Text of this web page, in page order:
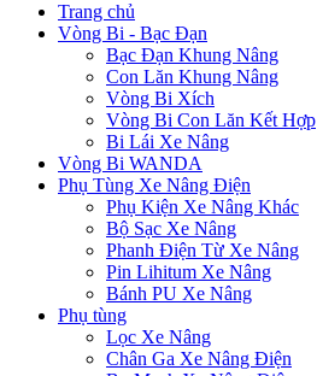
Trang chủ
Vòng Bi - Bạc Đạn
Bạc Đạn Khung Nâng
Con Lăn Khung Nâng
Vòng Bi Xích
Vòng Bi Con Lăn Kết Hợp
Bi Lái Xe Nâng
Vòng Bi WANDA
Phụ Tùng Xe Nâng Điện
Phụ Kiện Xe Nâng Khác
Bộ Sạc Xe Nâng
Phanh Điện Từ Xe Nâng
Pin Lihitum Xe Nâng
Bánh PU Xe Nâng
Phụ tùng
Lọc Xe Nâng
Chân Ga Xe Nâng Điện